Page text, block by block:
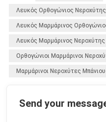
Λευκός Ορθογώνιος
Λευκός Μαρμάρινος
Λευκός Μαρμάρινος Νεροχύτης
Ορθογώνιοι Μαρμάρινοι
Μαρμάρινοι Νεροχύτες Μπάνιου
Send your